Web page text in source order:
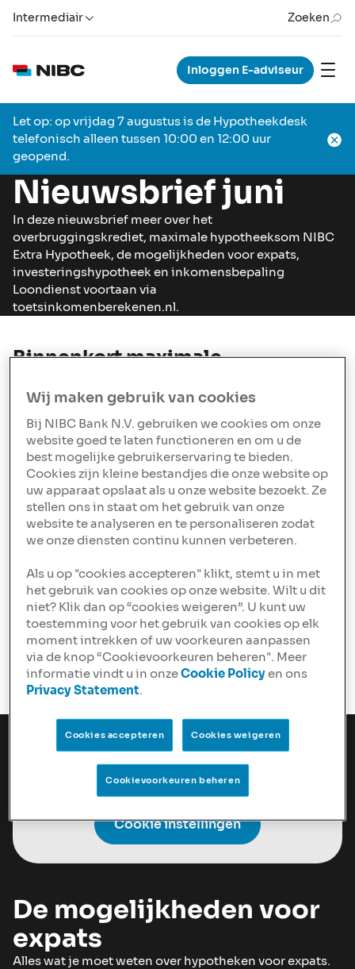
Intermediair Zoeken
Inloggen E-adviseur
Let op: op vrijdag 7 augustus is de Hypotheekdesk
telefonisch alleen tussen 10:00 en 12:00 uur
geopend.
Nieuwsbrief juni
In deze nieuwsbrief meer over het
overbruggingskrediet, maximale hypotheeksom NIBC
Extra Hypotheek, de mogelijkheden voor expats,
investeringshypotheek en inkomensbepaling
Loondienst voortaan via
toetsinkomenberekenen.nl.
Binnenkort maximale
overbruggingskrediet voor niet (definitief) verkochte
woningen van 90% naar 95% van de marktwaarde. De
implementatie is in volle gang. Houd onze updates in
de gaten. We informeren u zodra u dit kunt aanvragen!
NIBC Extra Hypotheeksom nu
€1.500.000
De maximale hypotheeksom is bij de NIBC Extra
Hypotheek verhoogd naar €1.500.000 en dat zelfs tot
100% van de marktwaarde! Dit biedt klanten meer
mogelijkheden bij het financieren van hun woning.
Overzicht nieuw beleid
Om deze video te bekijken, moet u
marketing cookies accepteren.
Cookie instellingen
De mogelijkheden voor
expats
Alles wat je moet weten over hypotheken voor expats.
Wij maken gebruik van cookies
Bij NIBC Bank N.V. gebruiken we cookies om onze
website goed te laten functioneren en om u de
best mogelijke gebruikerservaring te bieden.
Cookies zijn kleine bestandjes die onze website op
uw apparaat opslaat als u onze website bezoekt. Ze
stellen ons in staat om het gebruik van onze
website te analyseren en te personaliseren zodat
we onze diensten continu kunnen verbeteren.
Als u op "cookies accepteren" klikt, stemt u in met
het gebruik van cookies op onze website. Wilt u dit
niet? Klik dan op “cookies weigeren”. U kunt uw
toestemming voor het gebruik van cookies op elk
moment intrekken of uw voorkeuren aanpassen
via de knop “Cookievoorkeuren beheren". Meer
informatie vindt u in onzeCookie Policyen ons
Privacy Statement.
Cookies accepteren Cookies weigeren
Cookievoorkeuren beheren